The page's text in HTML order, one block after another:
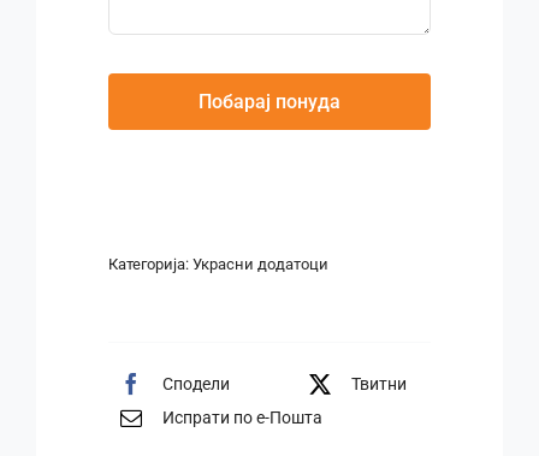
Побарај понуда
Категорија: Украсни додатоци
Сподели
Твитни
Испрати по е-Пошта